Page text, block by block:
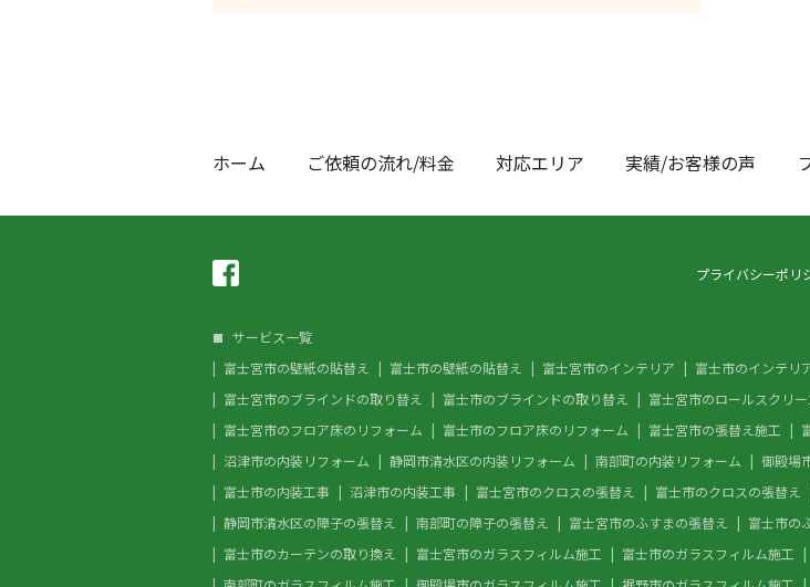
ホーム ご依頼の流れ/料金 対応エリア 実績/お客様の声
プライバシーポリ
サービス一覧
富士宮市の壁紙の貼替え
富士市の壁紙の貼替え 富士宮市のインテリア 富士市のインテリ
富士宮市のブラインドの取り替え
富士市のブラインドの取り替え 富士宮市のロールスクリー
富士宮市のフロア床のリフォーム
富士市のフロア床のリフォーム 富士宮市の張替え施工
沼津市の内装リフォーム
静岡市清水区の内装リフォーム 南部町の内装リフォーム 御殿場
富士市の内装工事
沼津市の内装工事 富士宮市のクロスの張替え 富士市のクロスの張替え
静岡市清水区の障子の張替え
南部町の障子の張替え 富士宮市のふすまの張替え 富士市の
富士市のカーテンの取り換え
富士宮市のガラスフィルム施工 富士市のガラスフィルム施工